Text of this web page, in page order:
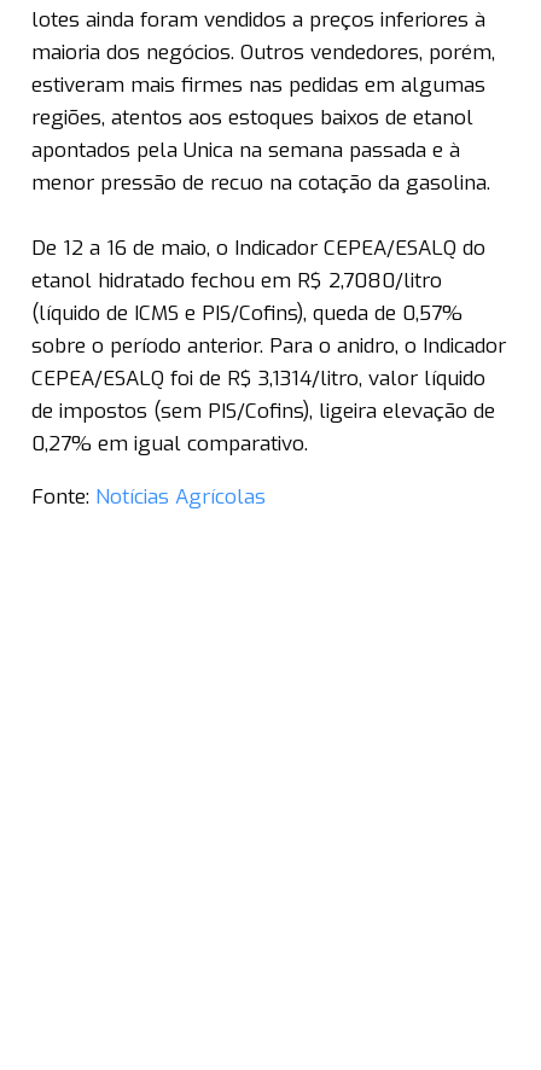
lotes ainda foram vendidos a preços inferiores à
maioria dos negócios. Outros vendedores, porém,
estiveram mais firmes nas pedidas em algumas
regiões, atentos aos estoques baixos de etanol
apontados pela Unica na semana passada e à
menor pressão de recuo na cotação da gasolina.
De 12 a 16 de maio, o Indicador CEPEA/ESALQ do
etanol hidratado fechou em R$ 2,7080/litro
(líquido de ICMS e PIS/Cofins), queda de 0,57%
sobre o período anterior. Para o anidro, o Indicador
CEPEA/ESALQ foi de R$ 3,1314/litro, valor líquido
de impostos (sem PIS/Cofins), ligeira elevação de
0,27% em igual comparativo.
Fonte: Notícias Agrícolas